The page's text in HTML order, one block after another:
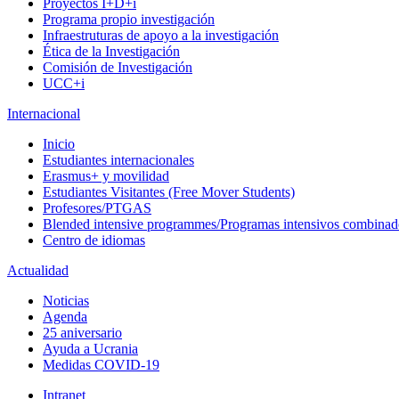
Proyectos I+D+i
Programa propio investigación
Infraestruturas de apoyo a la investigación
Ética de la Investigación
Comisión de Investigación
UCC+i
Internacional
Inicio
Estudiantes internacionales
Erasmus+ y movilidad
Estudiantes Visitantes (Free Mover Students)
Profesores/PTGAS
Blended intensive programmes/Programas intensivos
Centro de idiomas
Actualidad
Noticias
Agenda
25 aniversario
Ayuda a Ucrania
Medidas COVID-19
Intranet